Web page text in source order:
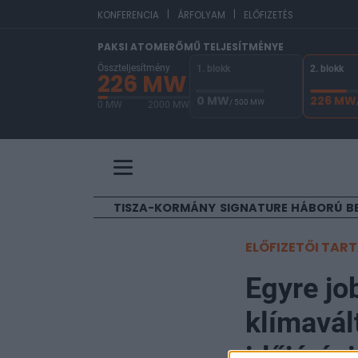
KONFERENCIA | ÁRFOLYAM | ELŐFIZETÉS
PAKSI ATOMERŐMŰ TELJESÍTMÉNYE
Összteljesítmény
226 MW
0 MW 2000 MW
1. blokk
0 MW/ 500 MW
2. blokk
226 MW
TISZA-KORMÁNY SIGNATURE HÁBORÚ
ELŐFIZETŐI
Egyre